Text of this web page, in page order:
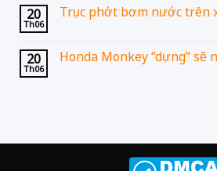
20
Th06
Trục phớt bơm nước trên
20
Th06
Honda Monkey “dựng” sẽ